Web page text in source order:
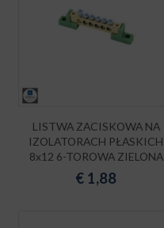
LISTWA ZACISKOWA NA
IZOLATORACH PŁASKICH
8x12 6-TOROWA ZIELONA
€ 1,88